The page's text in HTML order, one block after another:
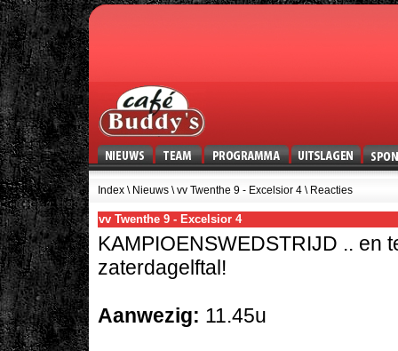
Index \ Nieuws \ vv Twenthe 9 - Excelsior 4 \ Reacties
vv Twenthe 9 - Excelsior 4
KAMPIOENSWEDSTRIJD .. en
zaterdagelftal!
Aanwezig: 11.45u